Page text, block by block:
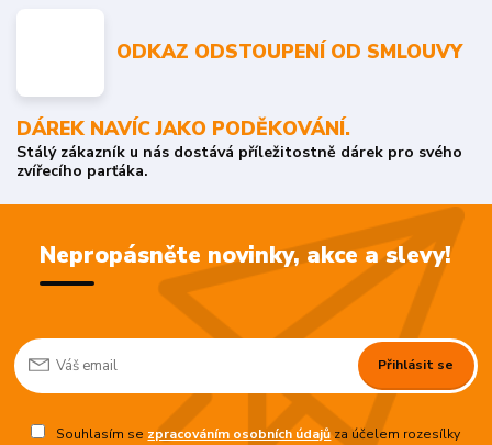
ODKAZ ODSTOUPENÍ OD SMLOUVY
DÁREK NAVÍC JAKO PODĚKOVÁNÍ.
Stálý zákazník u nás dostává příležitostně dárek pro svého
zvířecího parťáka.
Nepropásněte novinky, akce a slevy!
Přihlásit se
Souhlasím se zpracováním osobních údajůza účelem rozesílky